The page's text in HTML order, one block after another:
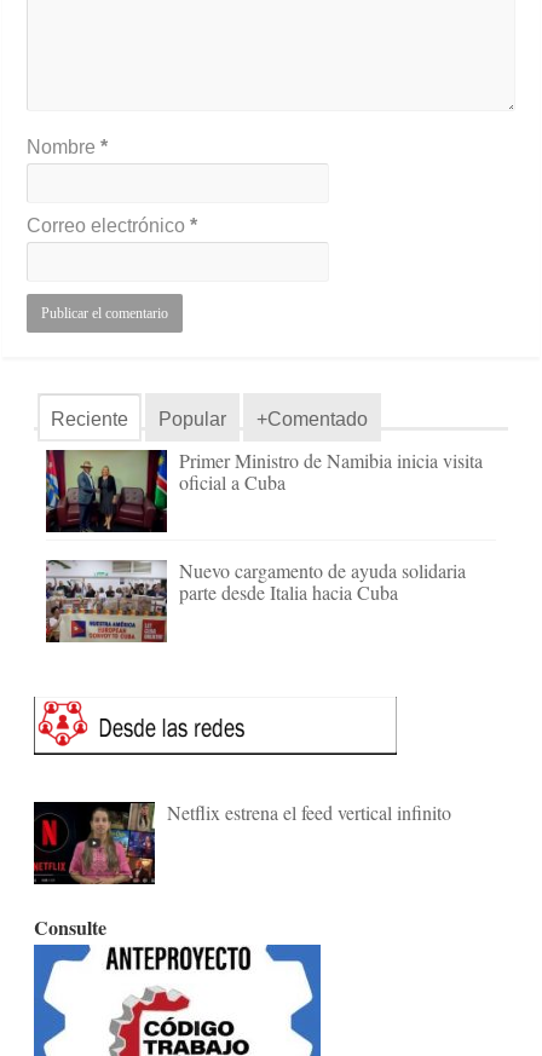
Nombre*
Correo electrónico*
Reciente Popular +Comentado
Primer Ministro de Namibia inicia visita
oficial a Cuba
Nuevo cargamento de ayuda solidaria
parte desde Italia hacia Cuba
Netflix estrena el feed vertical infinito
Consulte